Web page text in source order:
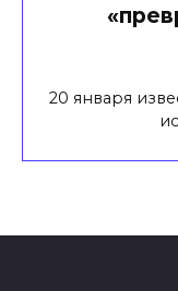
20 января